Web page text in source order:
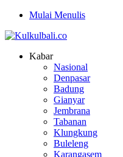
Mulai Menulis
Kabar
Nasional
Denpasar
Badung
Gianyar
Jembrana
Tabanan
Klungkung
Buleleng
Karangasem